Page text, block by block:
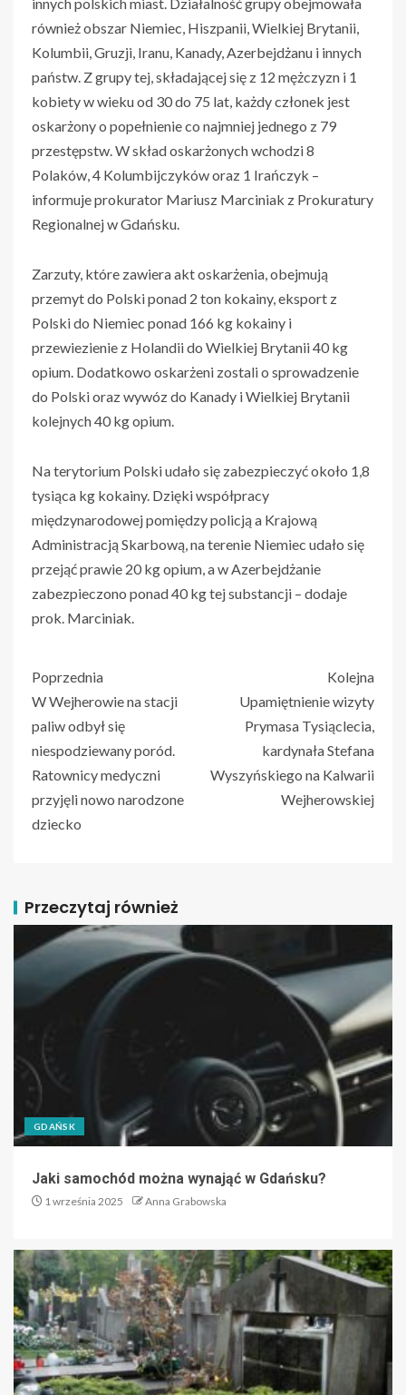
również obszar Niemiec, Hiszpanii, Wielkiej Brytanii,
Kolumbii, Gruzji, Iranu, Kanady, Azerbejdżanu i innych
państw. Z grupy tej, składającej się z 12 mężczyzn i 1
kobiety w wieku od 30 do 75 lat, każdy członek jest
oskarżony o popełnienie co najmniej jednego z 79
przestępstw. W skład oskarżonych wchodzi 8
Polaków, 4 Kolumbijczyków oraz 1 Irańczyk –
informuje prokurator Mariusz Marciniak z Prokuratury
Regionalnej w Gdańsku.
Zarzuty, które zawiera akt oskarżenia, obejmują
przemyt do Polski ponad 2 ton kokainy, eksport z
Polski do Niemiec ponad 166 kg kokainy i
przewiezienie z Holandii do Wielkiej Brytanii 40 kg
opium. Dodatkowo oskarżeni zostali o sprowadzenie
do Polski oraz wywóz do Kanady i Wielkiej Brytanii
kolejnych 40 kg opium.
Na terytorium Polski udało się zabezpieczyć około 1,8
tysiąca kg kokainy. Dzięki współpracy
międzynarodowej pomiędzy policją a Krajową
Administracją Skarbową, na terenie Niemiec udało się
przejąć prawie 20 kg opium, a w Azerbejdżanie
zabezpieczono ponad 40 kg tej substancji – dodaje
prok. Marciniak.
Poprzednia
W Wejherowie na stacji
paliw odbył się
niespodziewany poród.
Ratownicy medyczni
przyjęli nowo narodzone
dziecko
Kolejna
Upamiętnienie wizyty
Prymasa Tysiąclecia,
kardynała Stefana
Wyszyńskiego na Kalwarii
Wejherowskiej
Przeczytaj również
GDAŃSK
Jaki samochód można wynająć w Gdańsku?
1 września 2025 Anna Grabowska